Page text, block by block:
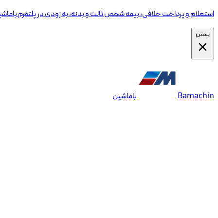
استعلام و پرداخت خلافی، بیمه شخص ثالث و بدنه، به زودی در پلتفرم
بستن
Bamachin باماشین